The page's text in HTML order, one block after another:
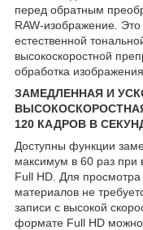
перед обратным
RAW-изображение.
естественной
высокоскоростной
обработка изображения.
ЗАМЕДЛЕННАЯ И
120 КАДРОВ В
Доступны функции
максимум в 60 раз при
Full HD. Для
материалов не
записи с высокой
формате Full HD можно